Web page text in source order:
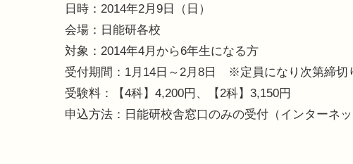
日時：2014年2月9日（日）
会場：日能研各校
対象：2014年4月から6年生になる方
受付期間：1月14日～2月8日 ※定員になり次第締切
受験料：【4科】4,200円、【2科】3,150円
申込方法：日能研校舎窓口のみの受付（インターネッ